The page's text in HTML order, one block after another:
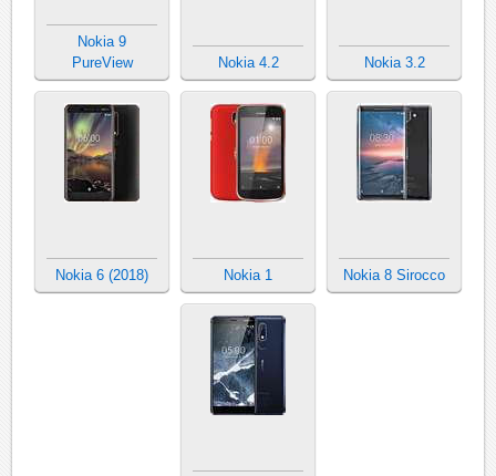
Nokia 9
PureView
Nokia 4.2 Nokia 3.2
Nokia 6 (2018) Nokia 1 Nokia 8 Sirocco